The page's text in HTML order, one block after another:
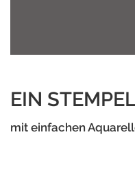
EIN
mit einfachen